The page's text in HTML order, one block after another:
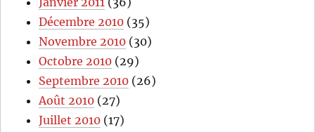
Décembre 2010 (35)
Novembre 2010 (30)
Octobre 2010 (29)
Septembre 2010 (26)
Août 2010 (27)
Juillet 2010 (17)